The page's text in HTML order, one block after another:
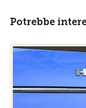
Potrebbe